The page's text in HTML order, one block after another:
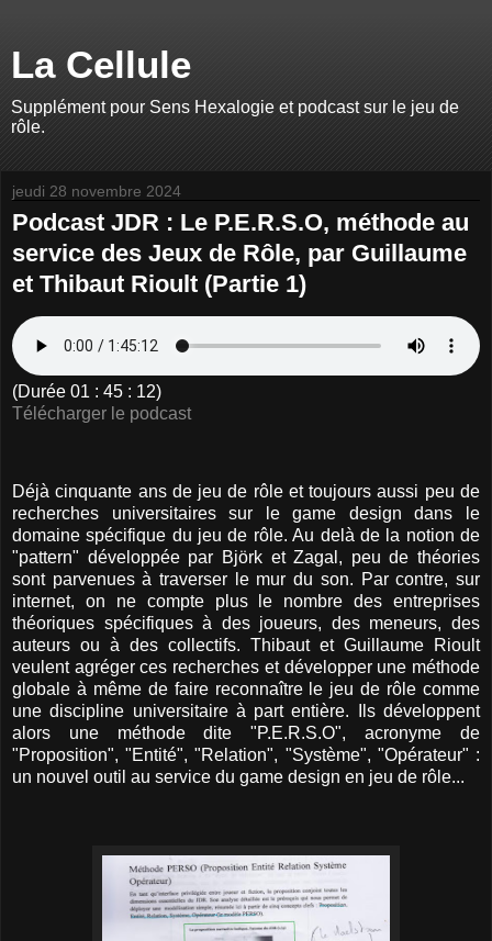
La Cellule
Supplément pour Sens Hexalogie et podcast sur le jeu de
rôle.
jeudi 28 novembre 2024
Podcast JDR : Le P.E.R.S.O, méthode au
service des Jeux de Rôle, par Guillaume
et Thibaut Rioult (Partie 1)
(Durée 01 : 45 : 12)
Télécharger le podcast
Déjà cinquante ans de jeu de rôle et toujours aussi peu de
recherches universitaires sur le game design dans le
domaine spécifique du jeu de rôle. Au delà de la notion de
"pattern" développée par Björk et Zagal, peu de théories
sont parvenues à traverser le mur du son. Par contre, sur
internet, on ne compte plus le nombre des entreprises
théoriques spécifiques à des joueurs, des meneurs, des
auteurs ou à des collectifs. Thibaut et Guillaume Rioult
veulent agréger ces recherches et développer une méthode
globale à même de faire reconnaître le jeu de rôle comme
une discipline universitaire à part entière. Ils développent
alors une méthode dite "P.E.R.S.O", acronyme de
"Proposition", "Entité", "Relation", "Système", "Opérateur" :
un nouvel outil au service du game design en jeu de rôle...